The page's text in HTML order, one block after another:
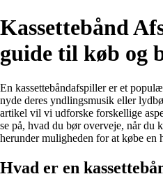
Kassettebånd
guide til køb og
En kassettebåndafspiller er et
nyde deres yndlingsmusik eller
artikel vil vi udforske forskellige
se på, hvad du bør overveje, når du
herunder muligheden for at købe en
Hvad er en